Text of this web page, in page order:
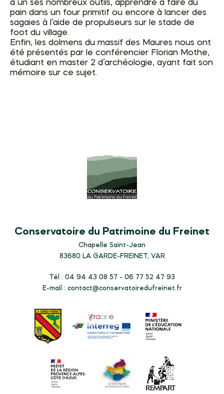
à un ses nombreux outils, apprendre à faire du
pain dans un four primitif ou encore à lancer des
sagaies à l’aide de propulseurs sur le stade de
foot du village.
Enfin, les dolmens du massif des Maures nous ont
été présentés par le conférencier Florian Mothe,
étudiant en master 2 d’archéologie, ayant fait son
mémoire sur ce sujet.
Conservatoire du Patrimoine du Freinet
Chapelle Saint-Jean
83680 LA GARDE-FREINET, VAR
Tél : 04 94 43 08 57 - 06 77 52 47 93
E-mail : contact@conservatoiredufreinet.fr